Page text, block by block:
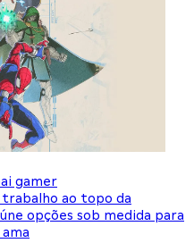
gamer
ao topo da
opções sob medida para